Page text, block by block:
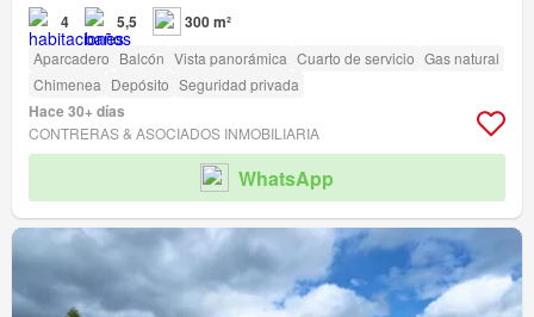
4 5,5 300 m²
Aparcadero Balcón Vista panorámica Cuarto de servicio Gas natural
Chimenea Depósito Seguridad privada
Hace 30+ días
CONTRERAS & ASOCIADOS INMOBILIARIA
WhatsApp